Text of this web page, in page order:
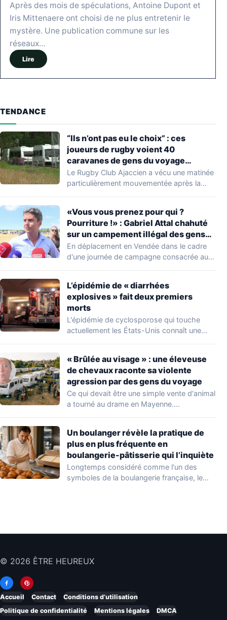
Après des mois de spéculations, Antoine Dupont et
Iris Mittenaere ont choisi de ne plus entretenir le
mystère. Une publication commune sur les
réseaux…
Lire
TENDANCE
“Ils n’ont pas eu le choix” : ces
joueurs de rugby voient 40
caravanes de gens du voyage
s’installer dans leur stade, ils les
délogent en moins d’1 heure
Le Rugby Club Ajaccien a vécu une matinée
particulièrement mouvementée après la
«Vous vous prenez pour qui ?
Pourriture !» : Gabriel Attal chahuté
sur un campement illégal des gens
du voyage
En déplacement en Vendée dans le cadre
d'une journée de campagne consacrée aux
L’épidémie de « diarrhées
explosives » fait deux premiers
morts
L'épidémie de cyclosporose qui touche
actuellement les États-Unis connaît une
« Brûlée au visage » : une éleveuse
de chevaux raconte sa violente
agression par des gens du voyage
Ce qui devait être une simple vente d'animal
a tourné au drame en Mayenne.…
Un boulanger révèle la pratique de
plus en plus fréquente en
boulangerie-pâtisserie qui l’inquiète
Longtemps considéré comme l'un des
symboles de la boulangerie française, le
© 2026 ÊTRE HEUREUX
Accueil Contact
Conditions d’utilisation
Politique de confidentialité
Mentions légales DMCA